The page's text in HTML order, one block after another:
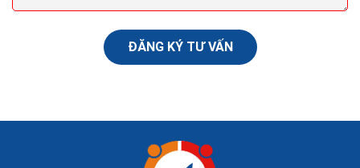
ĐĂNG KÝ TƯ VẤN